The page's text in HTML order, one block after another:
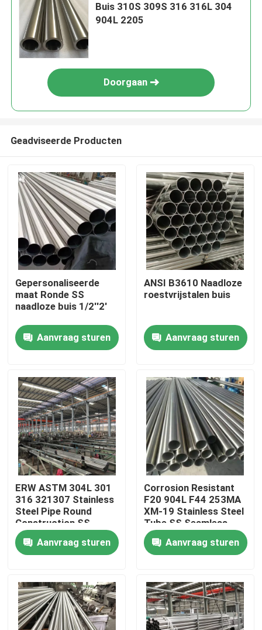
Huis
Producten
Ongeveer ons
Fabrieksreis
Kwaliteitscontrole
Contacteer ons
Nieuws
Gevallen
ss naadloze buis
Buis 310S 309S 316 316L 304
904L 2205
Doorgaan
Geadviseerde Producten
Gepersonaliseerde
maat Ronde SS
naadloze buis 1/2''2'
Aanvraag sturen
ANSI B3610 Naadloze
roestvrijstalen buis
Aanvraag sturen
ERW ASTM 304L 301
316 321307 Stainless
Steel Pipe Round
Construction SS
Seamless Pipe
Brushed Stainless
Steel Tube
Aanvraag sturen
Corrosion Resistant
F20 904L F44 253MA
XM-19 Stainless Steel
Tube SS Seamless
Pipe BA Bright
AnnealedAanvraag sturen